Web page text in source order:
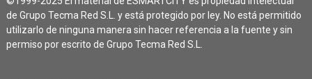
de Grupo Tecma Red S.L. y está protegido por ley. No está permitido
utilizarlo de ninguna manera sin hacer referencia a la fuente y sin
permiso por escrito de Grupo Tecma Red S.L.